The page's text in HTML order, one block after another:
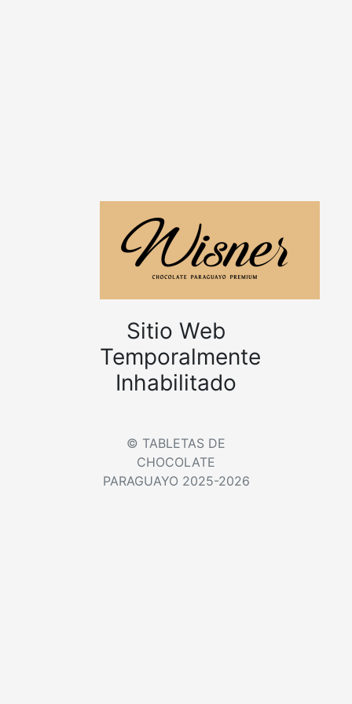
Sitio Web
Temporalmente
Inhabilitado
© TABLETAS DE
CHOCOLATE
PARAGUAYO 2025-2026